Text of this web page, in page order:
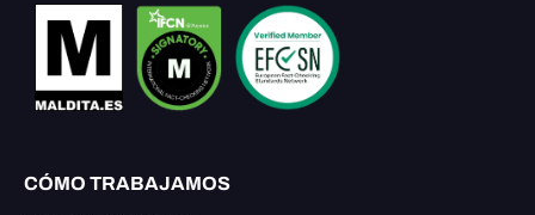
CÓMO TRABAJAMOS